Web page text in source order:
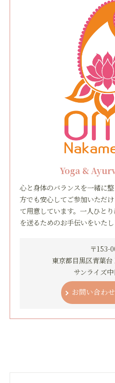
Yoga &
心と身体のバランスを一緒に
方でも安心してご参加いただ
て用意しています。一人ひと
を送るためのお手伝いをいたし
〒153-
東京都目黒区青葉台
サンライズ
お問い合わ